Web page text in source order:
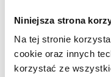
Niniejsza strona
Na tej stronie
cookie oraz innych
korzystać ze
Krótszy bok
Kolor